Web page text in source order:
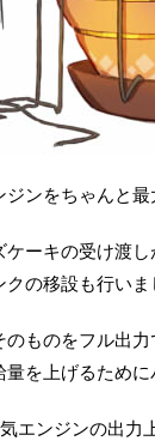
ンをちゃんと
ーキの受け渡
の移設も行いま
ものをフル出
量を上げるため
エンジンの出力